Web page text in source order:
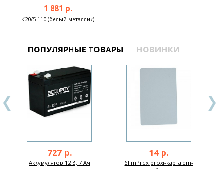
1 881 р.
К20/5-110 (белый металлик)
ПОПУЛЯРНЫЕ ТОВАРЫ НОВИНКИ
727 р.
Аккумулятор 12 В, 7 Ач
14 р.
SlimProx proxi-карта em-